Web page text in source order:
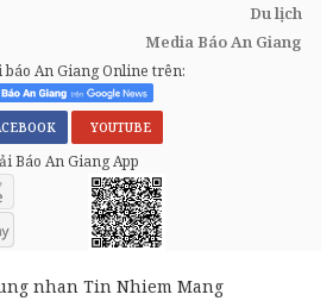
Du lịch
Media Báo An Giang
báo An Giang Online trên:
YOUTUBE
Báo An Giang App